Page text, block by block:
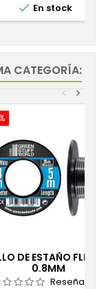
 En stock
CATEGORÍA:
>
<
DE ESTAÑO
0.8MM
Reseña(s):